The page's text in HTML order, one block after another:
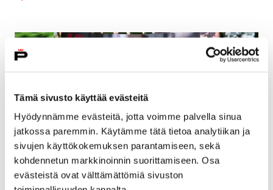
Tämä sivusto käyttää evästeitä
Hyödynnämme evästeitä, jotta voimme palvella sinua
jatkossa paremmin. Käytämme tätä tietoa analytiikan ja
sivujen käyttökokemuksen parantamiseen, sekä
kohdennetun markkinoinnin suorittamiseen. Osa
evästeistä ovat välttämättömiä sivuston